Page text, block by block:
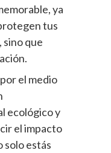
ya
tus
que
el medio
ecológico y
el impacto
solo estás